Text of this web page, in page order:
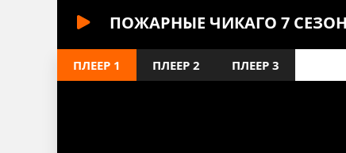
ПОЖАРНЫЕ ЧИКАГО 7
ПЛЕЕР 1 ПЛЕЕР 2 ПЛЕЕР 3